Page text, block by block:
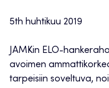
5th huhtikuu 2019
JAMKin ELO-
avoimen
tarpeisiin soveltuva,